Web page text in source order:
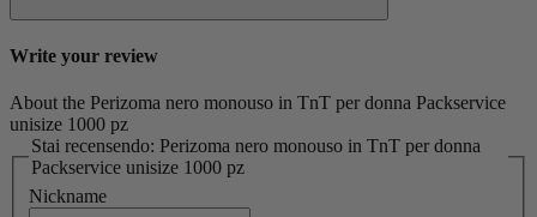
Write your review
About the Perizoma nero monouso in TnT per donna Packservice
unisize 1000 pz
Stai recensendo: Perizoma nero monouso in TnT per donna
Packservice unisize 1000 pz
Nickname